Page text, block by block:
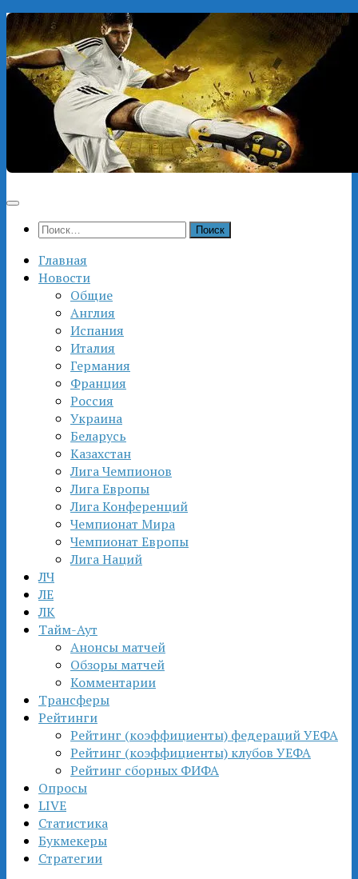
Перейти
к
содержимому
Найти:
Главная
Новости
Общие
Англия
Испания
Италия
Германия
Франция
Россия
Украина
Беларусь
Казахстан
Лига Чемпионов
Лига Европы
Лига Конференций
Чемпионат Мира
Чемпионат Европы
Лига Наций
ЛЧ
ЛЕ
ЛК
Тайм-Аут
Анонсы матчей
Обзоры матчей
Комментарии
Трансферы
Рейтинги
Рейтинг (коэффициенты) федераций УЕФА
Рейтинг (коэффициенты) клубов УЕФА
Рейтинг сборных ФИФА
Опросы
LIVE
Статистика
Букмекеры
Стратегии